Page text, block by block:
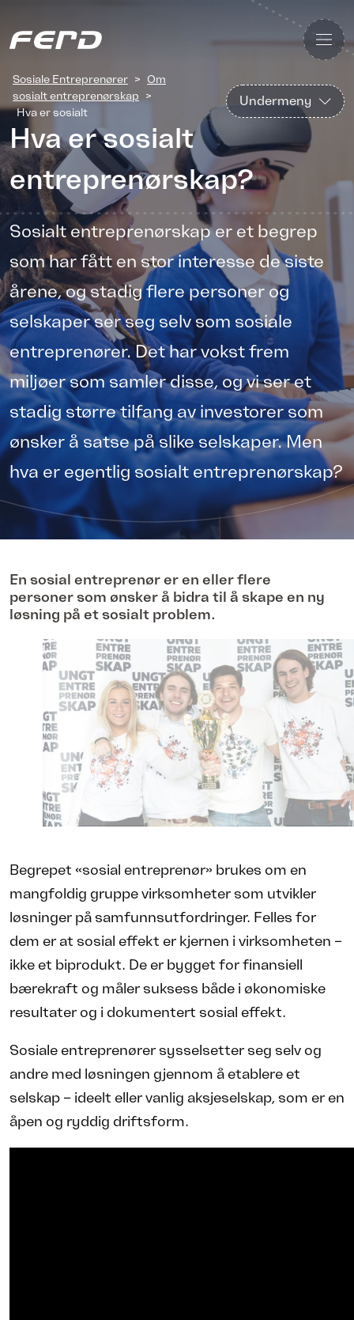
Undermeny
Sosiale Entreprenører > Om
sosialt entreprenørskap >
Hva er sosialt
entreprenørskap?
Hva er sosialt
entreprenørskap?
Sosialt entreprenørskap er et begrep
som har fått en stor interesse de siste
årene, og stadig flere personer og
selskaper ser seg selv som sosiale
entreprenører. Det har vokst frem
miljøer som samler disse, og vi ser et
stadig større tilfang av investorer som
ønsker å satse på slike selskaper. Men
hva er egentlig sosialt entreprenørskap?
En sosial entreprenør er en eller flere
personer som ønsker å bidra til å skape en ny
løsning på et sosialt problem.
Begrepet «sosial entreprenør» brukes om en
mangfoldig gruppe virksomheter som utvikler
løsninger på samfunnsutfordringer. Felles for
dem er at sosial effekt er kjernen i virksomheten –
ikke et biprodukt. De er bygget for finansiell
bærekraft og måler suksess både i økonomiske
resultater og i dokumentert sosial effekt.
Sosiale entreprenører sysselsetter seg selv og
andre med løsningen gjennom å etablere et
selskap – ideelt eller vanlig aksjeselskap, som er en
åpen og ryddig driftsform.